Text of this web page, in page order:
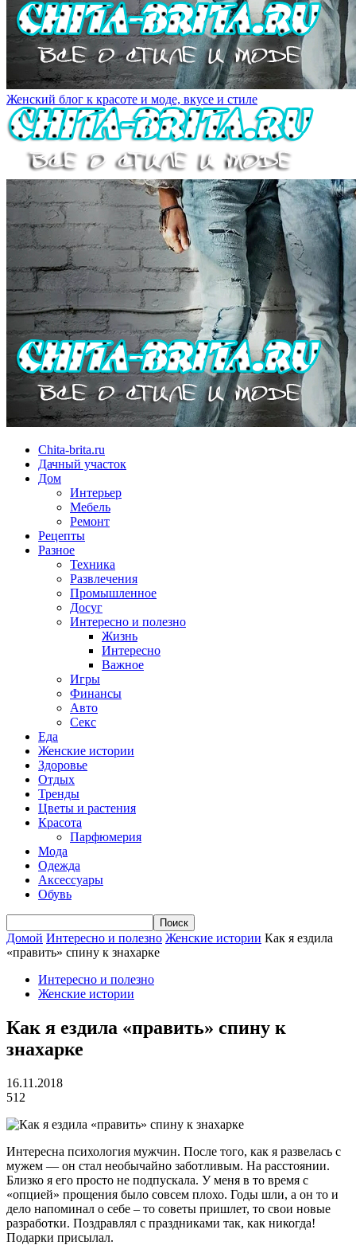
Женский блог к красоте и моде, вкусе и стиле
Chita-brita.ru
Дачный участок
Дом
Интерьер
Мебель
Ремонт
Рецепты
Разное
Техника
Развлечения
Промышленное
Досуг
Интересно и полезно
Жизнь
Интересно
Важное
Игры
Финансы
Авто
Секс
Еда
Женские истории
Здоровье
Отдых
Тренды
Цветы и растения
Красота
Парфюмерия
Мода
Одежда
Аксессуары
Обувь
Домой Интересно и полезно Женские истории Как я ездила
«править» спину к знахарке
Интересно и полезно
Женские истории
Как я ездила «править» спину к
знахарке
16.11.2018
512
Интересна психология мужчин. После того, как я развелась с
мужем — он стал необычайно заботливым. На расстоянии.
Близко я его просто не подпускала. У меня в то время с
«опцией» прощения было совсем плохо. Годы шли, а он то и
дело напоминал о себе – то советы пришлет, то свои новые
разработки. Поздравлял с праздниками так, как никогда!
Подарки присылал.